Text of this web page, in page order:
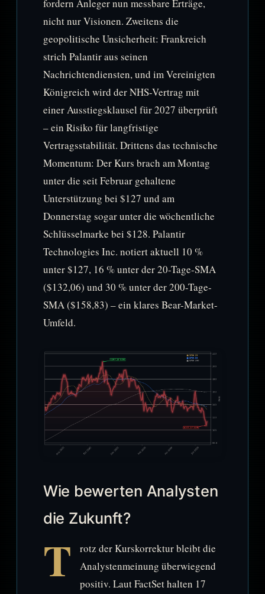
fordern Anleger nun messbare Erträge,
nicht nur Visionen. Zweitens die
geopolitische Unsicherheit: Frankreich
strich Palantir aus seinen
Nachrichtendiensten, und im Vereinigten
Königreich wird der NHS-Vertrag mit
einer Ausstiegsklausel für 2027 überprüft
– ein Risiko für langfristige
Vertragsstabilität. Drittens das technische
Momentum: Der Kurs brach am Montag
unter die seit Februar gehaltene
Unterstützung bei $127 und am
Donnerstag sogar unter die wöchentliche
Schlüsselmarke bei $128. Palantir
Technologies Inc. notiert aktuell 10 %
unter $127, 16 % unter der 20-Tage-SMA
($132,06) und 30 % unter der 200-Tage-
SMA ($158,83) – ein klares Bear-Market-
Umfeld.
Wie bewerten Analysten
die Zukunft?
T
rotz der Kurskorrektur bleibt die
Analystenmeinung überwiegend
positiv. Laut FactSet halten 17